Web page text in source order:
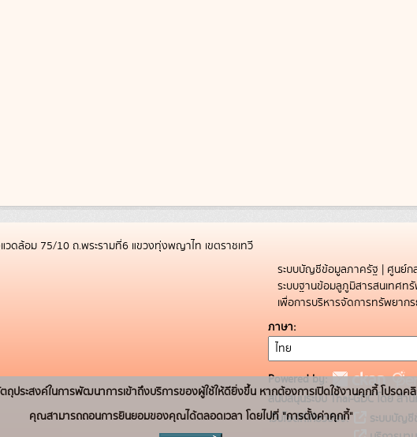
ดล้อม 75/10 ถ.พระรามที่6 แขวงทุ่งพญาไท เขตราชเทวี
ระบบบัญชีข้อมูลภาครัฐ | ศูนย์ก
ระบบฐานข้อมลูภูมิสารสนเทศท
เพื่อการบริหารจัดการทรัพยากร
ภาษา
Powered by:
สนับสนุนระบบ Thai-GDC โดย สำ
เว็บไซต์ที่เกี่ยวข้อง:
ระบบบัญ
ตถุประสงค์ในการพัฒนาการเข้าถึงบริการของผู้ใช้ให้ดียิ่งขึ้น หากต้องการเปิดใช้งานคุกกี้ โปรด
คุณสามารถถอนการยินยอมของคุณได้ตลอดเวลา โดยไปที่ "การตั้งค่าคุกกี้"